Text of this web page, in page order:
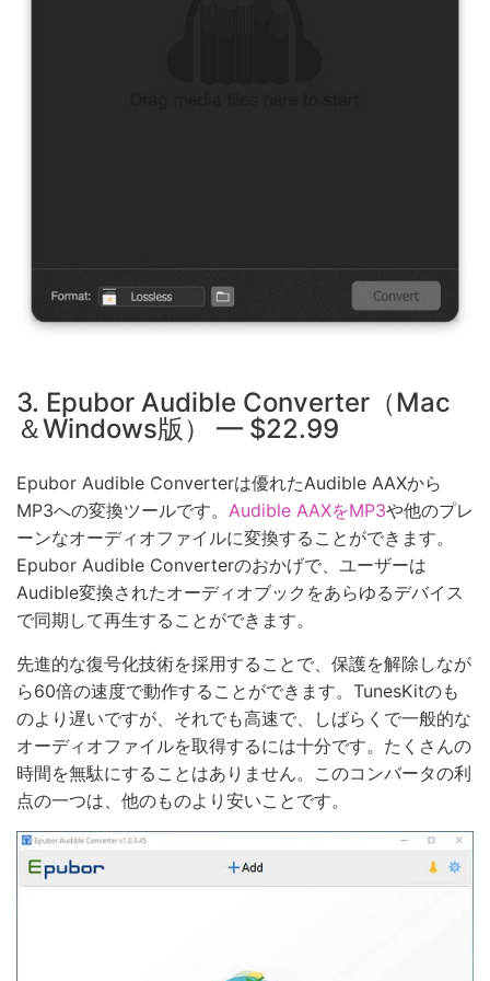
3. Epubor Audible Converter（Mac
＆Windows版） — $22.99
Epubor Audible Converterは優れたAudible AAXから
MP3への変換ツールです。 Audible AAXをMP3や他のプレ
ーンなオーディオファイルに変換することができます。
Epubor Audible Converterのおかげで、ユーザーは
Audible変換されたオーディオブックをあらゆるデバイス
で同期して再生することができます。
先進的な復号化技術を採用することで、保護を解除しなが
ら60倍の速度で動作することができます。TunesKitのも
のより遅いですが、それでも高速で、しばらくで一般的な
オーディオファイルを取得するには十分です。たくさんの
時間を無駄にすることはありません。このコンバータの利
点の一つは、他のものより安いことです。